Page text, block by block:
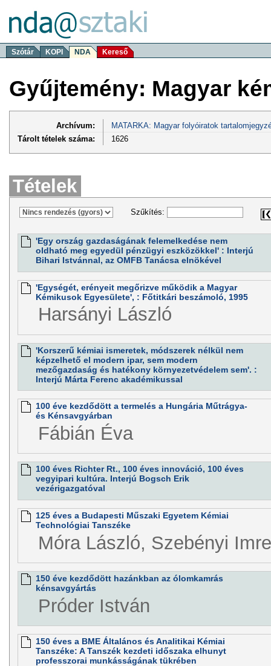
Szótár KOPI NDA Kereső
Gyűjtemény: Magyar
Archívum:
MATARKA: Magyar folyóiratok
Tárolt tételek száma:
1626
Tételek
Szűkítés:
'Egy ország gazdaságának felemelkedése nem
oldható meg egyedül pénzügyi eszközökkel' : Interjú
Bihari Istvánnal, az OMFB Tanácsa elnökével
'Egységét, erényeit megőrizve működik a Magyar
Kémikusok Egyesülete', : Főtitkári beszámoló, 1995
Harsányi László
'Korszerű kémiai ismeretek, módszerek nélkül nem
képzelhető el modern ipar, sem modern
mezőgazdaság és hatékony környezetvédelem sem'. :
Interjú Márta Ferenc akadémikussal
100 éve kezdődött a termelés a Hungária Műtrágya-
és Kénsavgyárban
Fábián Éva
100 éves Richter Rt., 100 éves innováció, 100 éves
vegyipari kultúra. Interjú Bogsch Erik
vezérigazgatóval
125 éves a Budapesti Műszaki Egyetem Kémiai
Technológiai Tanszéke
Móra László, Szebényi
150 éve kezdődött hazánkban az ólomkamrás
kénsavgyártás
Próder István
150 éves a BME Általános és Analitikai Kémiai
Tanszéke: A Tanszék kezdeti időszaka elhunyt
professzorai munkásságának tükrében